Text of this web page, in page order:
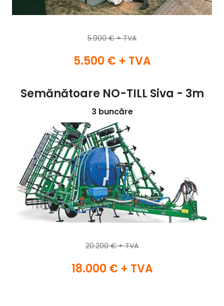
5.900 € + TVA
5.500 € + TVA
Semănătoare NO-TILL Siva - 3m
3 buncăre
20.200 € + TVA
18.000 € + TVA